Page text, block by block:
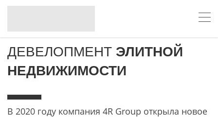
ДЕВЕЛОПМЕНТ ЭЛИТНОЙ
НЕДВИЖИМОСТИ
В 2020 году компания 4R Group открыла новое